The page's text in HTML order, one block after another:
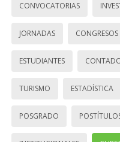
CONVOCATORIAS
JORNADAS CONGRESOS
ESTUDIANTES
TURISMO ESTADÍSTICA
POSGRADO